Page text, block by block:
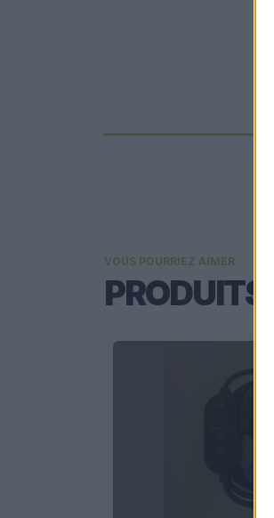
VOUS POURRIEZ AIMER